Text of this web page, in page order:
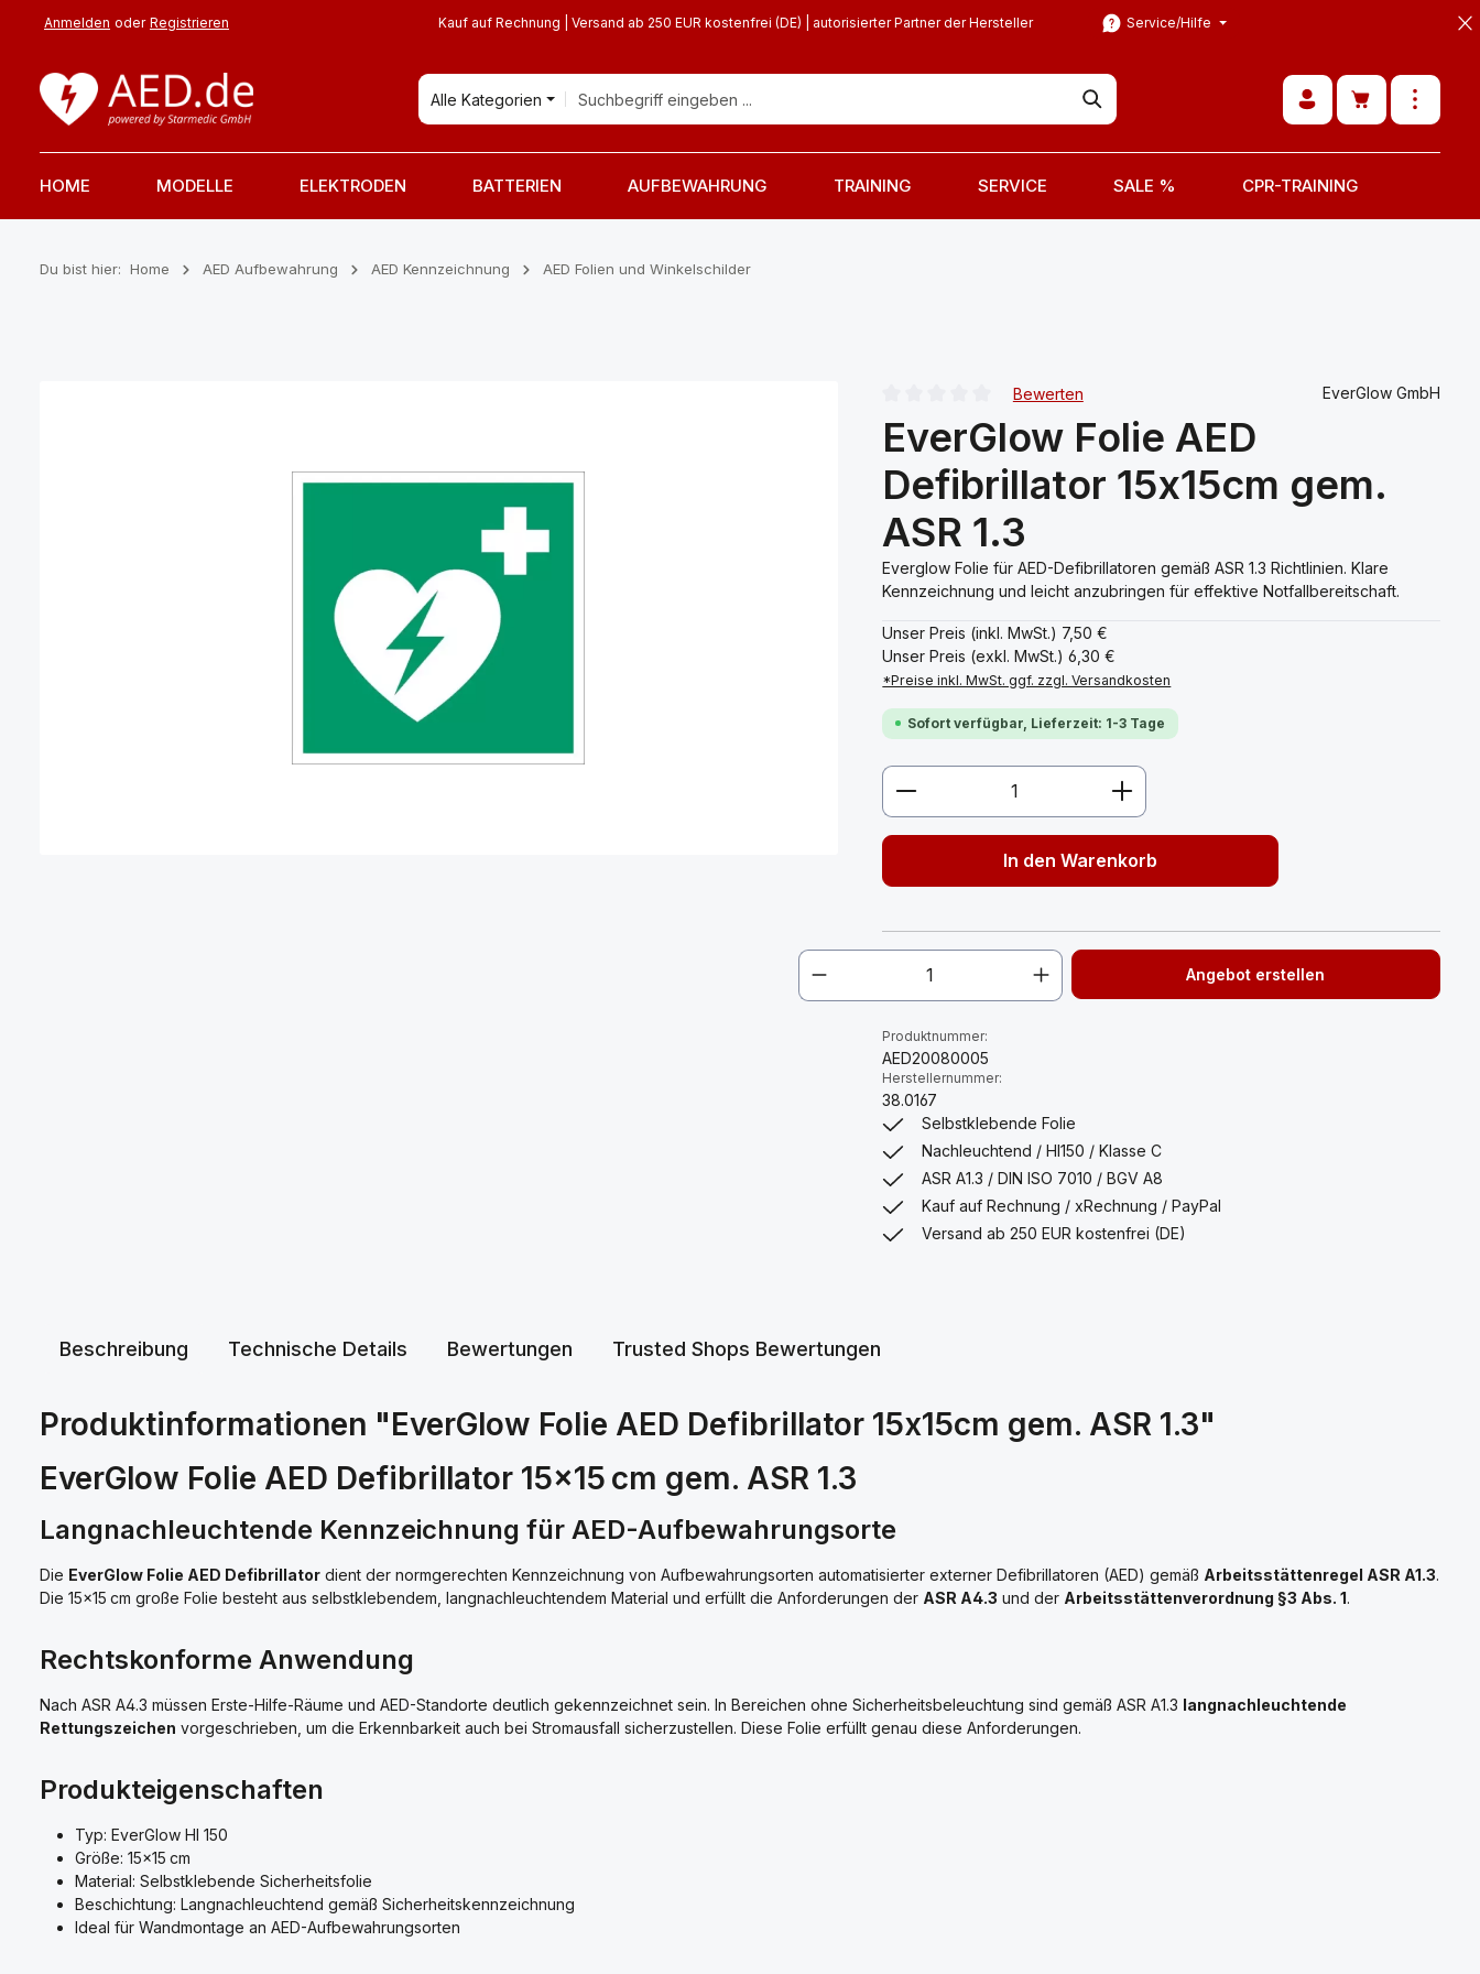
Hauptinhalt springen
Zur Suche springen
Zur Hauptnavigation springen
Anmelden oder Registrieren Kauf auf Rechnung | Versand ab 250 EUR kostenfrei (DE) | autorisierter Partner der Hersteller Service/Hilfe
Alle Kategorien
Warenkorb
HOME MODELLE ELEKTRODEN BATTERIEN AUFBEWAHRUNG TRAINING SERVICE SALE % CPR-TRAINING
Du bist hier: Home AED Aufbewahrung AED Kennzeichnung AED Folien und Winkelschilder
Bewerten EverGlow GmbH
EverGlow Folie AED
Defibrillator 15x15cm gem.
ASR 1.3
Everglow Folie für AED-Defibrillatoren gemäß ASR 1.3 Richtlinien. Klare
Kennzeichnung und leicht anzubringen für effektive Notfallbereitschaft.
Unser Preis (inkl. MwSt.) 7,50 €
Unser Preis (exkl. MwSt.)6,30 €
*Preise inkl. MwSt. ggf. zzgl. Versandkosten
Sofort verfügbar, Lieferzeit: 1-3 Tage
Produkt Anzahl: Gib den gewünschten Wert
In den Warenkorb
Angebot erstellen
Produktnummer:
AED20080005
Herstellernummer:
38.0167
Selbstklebende Folie
Nachleuchtend / HI150 / Klasse C
ASR A1.3 / DIN ISO 7010 / BGV A8
Kauf auf Rechnung / xRechnung / PayPal
Versand ab 250 EUR kostenfrei (DE)
Beschreibung Technische Details Bewertungen Trusted Shops Bewertungen
Produktinformationen "EverGlow Folie AED Defibrillator 15x15cm gem. ASR 1.3"
EverGlow Folie AED Defibrillator 15×15 cm gem. ASR 1.3
Langnachleuchtende Kennzeichnung für AED-Aufbewahrungsorte
Die EverGlow Folie AED Defibrillator dient der normgerechten Kennzeichnung von Aufbewahrungsorten automatisierter externer Defibrillatoren (AED) gemäß Arbeitsstättenregel ASR A1.3.
Die 15×15 cm große Folie besteht aus selbstklebendem, langnachleuchtendem Material und erfüllt die Anforderungen der ASR A4.3 und der Arbeitsstättenverordnung §3 Abs. 1.
Rechtskonforme Anwendung
Nach ASR A4.3 müssen Erste-Hilfe-Räume und AED-Standorte deutlich gekennzeichnet sein. In Bereichen ohne Sicherheitsbeleuchtung sind gemäß ASR A1.3 langnachleuchtende
Rettungszeichen vorgeschrieben, um die Erkennbarkeit auch bei Stromausfall sicherzustellen. Diese Folie erfüllt genau diese Anforderungen.
Produkteigenschaften
Typ: EverGlow HI 150
Größe: 15×15 cm
Material: Selbstklebende Sicherheitsfolie
Beschichtung: Langnachleuchtend gemäß Sicherheitskennzeichnung
Ideal für Wandmontage an AED-Aufbewahrungsorten